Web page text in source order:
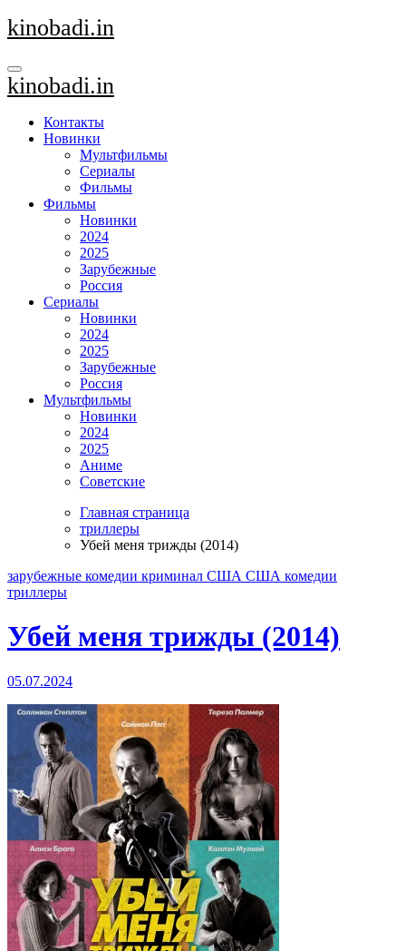
Перейти
к
kinobadi.in
kinobadi.in
Контакты
Новинки
Мультфильмы
Сериалы
Фильмы
Фильмы
Новинки
2024
2025
Зарубежные
Россия
Сериалы
Новинки
2024
2025
Зарубежные
Россия
Мультфильмы
Новинки
2024
2025
Аниме
Советские
Главная страница
триллеры
Убей меня трижды (2014)
зарубежные комедии криминал США США комедии
триллеры
Убей меня трижды (2014)
05.07.2024